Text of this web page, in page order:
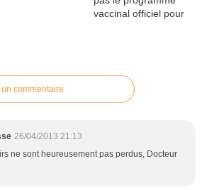
commentaire
26/04/2013 21:13
ne sont heureusement pas perdus, Docteur